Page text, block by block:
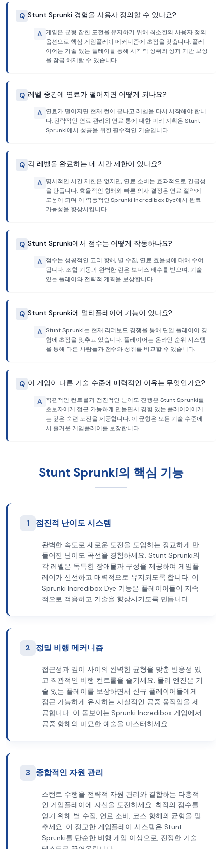
Q Stunt Sprunki 경험을 사용자 정의할 수 있나요?
A 게임은 균형 잡힌 도전을 유지하기 위해 최소한의 사용자 정의
옵션으로 핵심 게임플레이 메커니즘에 초점을 맞춥니다. 플레
이어는 기술 있는 플레이를 통해 시각적 성취와 성과 기반 보상
을 잠금 해제할 수 있습니다.
Q 레벨 중간에 연료가 떨어지면 어떻게 되나요?
A 연료가 떨어지면 현재 런이 끝나고 레벨을 다시 시작해야 합니
다. 전략적인 연료 관리와 연료 통에 대한 미리 계획은 Stunt
Sprunki에서 성공을 위한 필수적인 기술입니다.
Q 각 레벨을 완료하는 데 시간 제한이 있나요?
A 명시적인 시간 제한은 없지만, 연료 소비는 효과적으로 긴급성
을 만듭니다. 효율적인 항해와 빠른 의사 결정은 연료 절약에
도움이 되며 이 역동적인 Sprunki Incredibox Dye에서 완료
가능성을 향상시킵니다.
Q Stunt Sprunki에서 점수는 어떻게 작동하나요?
A 점수는 성공적인 고리 항해, 별 수집, 연료 효율성에 대해 수여
됩니다. 조합 기동과 완벽한 런은 보너스 배수를 받으며, 기술
있는 플레이와 전략적 계획을 보상합니다.
Q Stunt Sprunki에 멀티플레이어 기능이 있나요?
A Stunt Sprunki는 현재 리더보드 경쟁을 통해 단일 플레이어 경
험에 초점을 맞추고 있습니다. 플레이어는 온라인 순위 시스템
을 통해 다른 사람들과 점수와 성취를 비교할 수 있습니다.
Q 이 게임이 다른 기술 수준에 매력적인 이유는 무엇인가요?
A 직관적인 컨트롤과 점진적인 난이도 진행은 Stunt Sprunki를
초보자에게 접근 가능하게 만들면서 경험 있는 플레이어에게
는 깊은 숙련 도전을 제공합니다. 이 균형은 모든 기술 수준에
서 즐거운 게임플레이를 보장합니다.
Stunt Sprunki의 핵심 기능
1 점진적 난이도 시스템
완벽한 속도로 새로운 도전을 도입하는 정교하게 만
들어진 난이도 곡선을 경험하세요. Stunt Sprunki의
각 레벨은 독특한 장애물과 구성을 제공하여 게임플
레이가 신선하고 매력적으로 유지되도록 합니다. 이
Sprunki Incredibox Dye 기능은 플레이어들이 지속
적으로 적응하고 기술을 향상시키도록 만듭니다.
2 정밀 비행 메커니즘
접근성과 깊이 사이의 완벽한 균형을 맞춘 반응성 있
고 직관적인 비행 컨트롤을 즐기세요. 물리 엔진은 기
술 있는 플레이를 보상하면서 신규 플레이어들에게
접근 가능하게 유지하는 사실적인 공중 움직임을 제
공합니다. 이 돋보이는 Sprunki Incredibox 게임에서
공중 항해의 미묘한 예술을 마스터하세요.
3 종합적인 자원 관리
스턴트 수행을 전략적 자원 관리와 결합하는 다층적
인 게임플레이에 자신을 도전하세요. 최적의 점수를
얻기 위해 별 수집, 연료 소비, 코스 항해의 균형을 맞
추세요. 이 정교한 게임플레이 시스템은 Stunt
Sprunki를 단순한 비행 게임 이상으로, 진정한 기술